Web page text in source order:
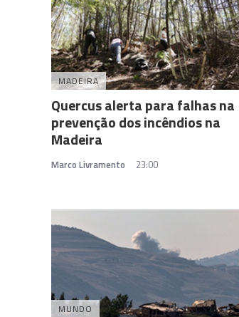
MADEIRA
Quercus alerta para falhas na
prevenção dos incêndios na
Madeira
Marco Livramento 23:00
MUNDO